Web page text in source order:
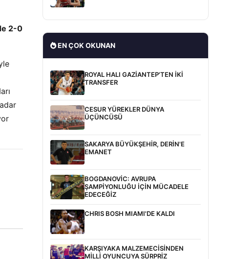
2-0
EN ÇOK OKUNAN
ROYAL HALI GAZİANTEP'TEN İKİ
TRANSFER
CESUR YÜREKLER DÜNYA
ÜÇÜNCÜSÜ
SAKARYA BÜYÜKŞEHİR, DERİN'E
EMANET
BOGDANOVİC: AVRUPA
ŞAMPİYONLUĞU İÇİN MÜCADELE
EDECEĞİZ
CHRIS BOSH MIAMI'DE KALDI
KARŞIYAKA MALZEMECİSİNDEN
MİLLİ OYUNCUYA SÜRPRİZ